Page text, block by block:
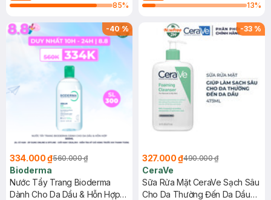
85%
13%
-40%
334.000 ₫560.000 ₫
Bioderma
Nước Tẩy Trang Bioderma
Dành Cho Da Dầu & Hỗn Hợp
-33 %
327.000 ₫490.000 ₫
CeraVe
Sữa Rửa Mặt CeraVe Sạch Sâu
Cho Da Thường Đến Da Dầu